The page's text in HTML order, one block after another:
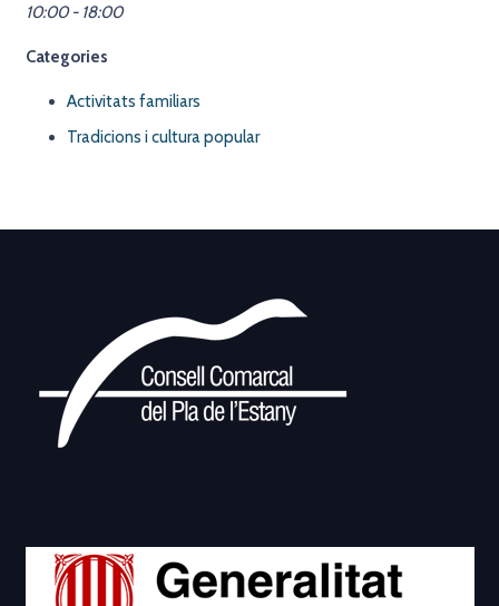
10:00 - 18:00
Categories
Activitats familiars
Tradicions i cultura popular